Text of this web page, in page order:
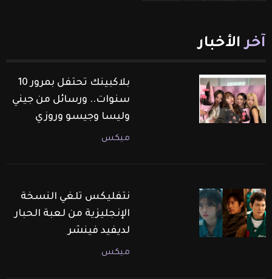
آخر الأخبار
بلاكبينك تحتفل بمرور 10
سنوات.. ورسائل من جيني
وليسا وجيسو وروزي
ميكس
نتفليكس تلغي النسخة
الإنجليزية من لعبة الحبار
لديفيد فينشر
ميكس